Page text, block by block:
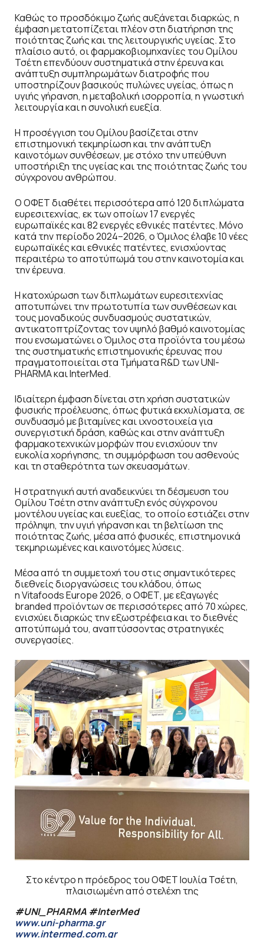
Καθώς το προσδόκιμο ζωής αυξάνεται διαρκώς, η
έμφαση μετατοπίζεται πλέον στη διατήρηση της
ποιότητας ζωής και της λειτουργικής υγείας. Στο
πλαίσιο αυτό, οι φαρμακοβιομηχανίες του Ομίλου
Τσέτη επενδύουν συστηματικά στην έρευνα και
ανάπτυξη συμπληρωμάτων διατροφής που
υποστηρίζουν βασικούς πυλώνες υγείας, όπως η
υγιής γήρανση, η μεταβολική ισορροπία, η γνωστική
λειτουργία και η συνολική ευεξία.
Η προσέγγιση του Ομίλου βασίζεται στην
επιστημονική τεκμηρίωση και την ανάπτυξη
καινοτόμων συνθέσεων, με στόχο την υπεύθυνη
υποστήριξη της υγείας και της ποιότητας ζωής του
σύγχρονου ανθρώπου.
Ο ΟΦΕΤ διαθέτει περισσότερα από 120 διπλώματα
ευρεσιτεχνίας, εκ των οποίων 17 ενεργές
ευρωπαϊκές και 82 ενεργές εθνικές πατέντες. Μόνο
κατά την περίοδο 2024–2026, ο Όμιλος έλαβε 10 νέες
ευρωπαϊκές και εθνικές πατέντες, ενισχύοντας
περαιτέρω το αποτύπωμά του στην καινοτομία και
την έρευνα.
Η κατοχύρωση των διπλωμάτων ευρεσιτεχνίας
αποτυπώνει την πρωτοτυπία των συνθέσεων και
τους μοναδικούς συνδυασμούς συστατικών,
αντικατοπτρίζοντας τον υψηλό βαθμό καινοτομίας
που ενσωματώνει ο Όμιλος στα προϊόντα του μέσω
της συστηματικής επιστημονικής έρευνας που
πραγματοποιείται στα Τμήματα R&D των UNI-
PHARMA και InterMed.
Ιδιαίτερη έμφαση δίνεται στη χρήση συστατικών
φυσικής προέλευσης, όπως φυτικά εκχυλίσματα, σε
συνδυασμό με βιταμίνες και ιχνοστοιχεία για
συνεργιστική δράση, καθώς και στην ανάπτυξη
φαρμακοτεχνικών μορφών που ενισχύουν την
ευκολία χορήγησης, τη συμμόρφωση του ασθενούς
και τη σταθερότητα των σκευασμάτων.
Η στρατηγική αυτή αναδεικνύει τη δέσμευση του
Ομίλου Τσέτη στην ανάπτυξη ενός σύγχρονου
μοντέλου υγείας και ευεξίας, το οποίο εστιάζει στην
πρόληψη, την υγιή γήρανση και τη βελτίωση της
ποιότητας ζωής, μέσα από φυσικές, επιστημονικά
τεκμηριωμένες και καινοτόμες λύσεις.
Μέσα από τη συμμετοχή του στις σημαντικότερες
διεθνείς διοργανώσεις του κλάδου, όπως
η Vitafoods Europe 2026, ο ΟΦΕΤ, με εξαγωγές
branded προϊόντων σε περισσότερες από 70 χώρες,
ενισχύει διαρκώς την εξωστρέφεια και το διεθνές
αποτύπωμά του, αναπτύσσοντας στρατηγικές
συνεργασίες.
Στο κέντρο η πρόεδρος του ΟΦΕΤ Ιουλία Τσέτη,
πλαισιωμένη από στελέχη της
#UNI_PHARMA #InterMed
www.uni-pharma.gr
www.intermed.com.gr